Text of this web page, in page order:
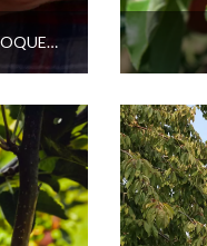
DÉCOUVREZ L’ART DE LA GREFFE AVEC LES CROQUEURS DE POMMES !